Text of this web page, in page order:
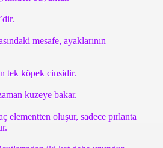
mesafe, ayaklarının
tek köpek cinsidir.
kuzeye bakar.
elementten oluşur, sadece pırlanta